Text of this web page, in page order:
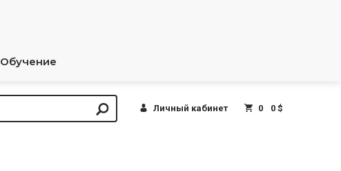
Обучение
Личный кабинет 0 0 $